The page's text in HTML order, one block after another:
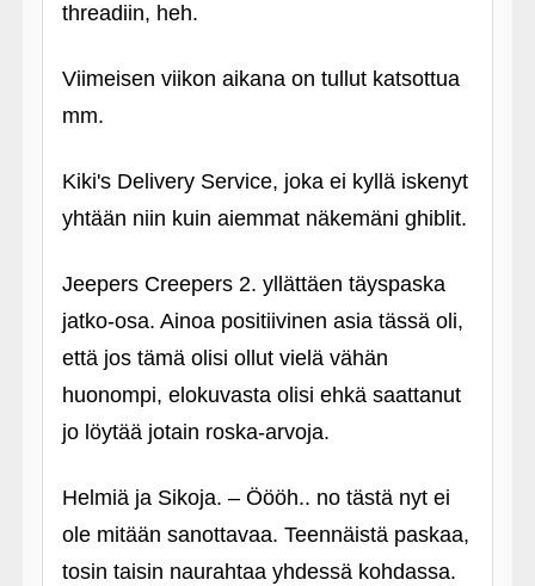
threadiin, heh.
Viimeisen viikon aikana on tullut katsottua
mm.
Kiki's Delivery Service, joka ei kyllä iskenyt
yhtään niin kuin aiemmat näkemäni ghiblit.
Jeepers Creepers 2. yllättäen täyspaska
jatko-osa. Ainoa positiivinen asia tässä oli,
että jos tämä olisi ollut vielä vähän
huonompi, elokuvasta olisi ehkä saattanut
jo löytää jotain roska-arvoja.
Helmiä ja Sikoja. – Öööh.. no tästä nyt ei
ole mitään sanottavaa. Teennäistä paskaa,
tosin taisin naurahtaa yhdessä kohdassa.